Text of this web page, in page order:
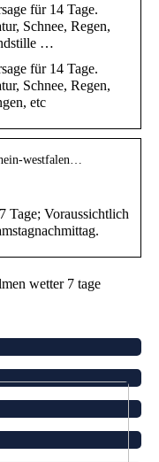
für 14 Tage.
Schnee, Regen,
…
für 14 Tage.
Schnee, Regen,
etc
westfalen…
Tage; Voraussichtlich
wetter 7 tage